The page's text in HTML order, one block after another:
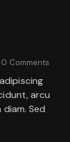
0 Comments
arcu
Sed